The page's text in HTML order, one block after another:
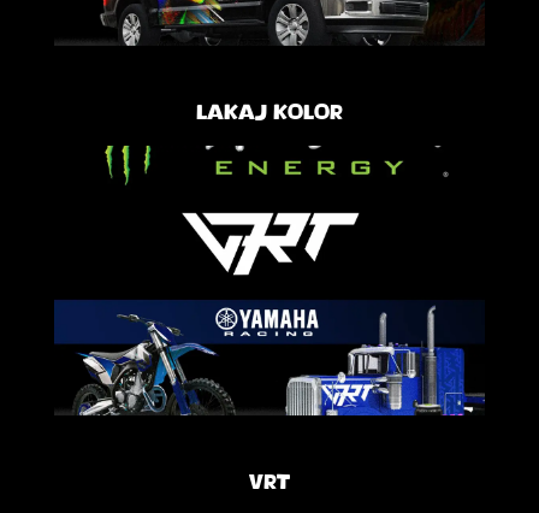
Lakaj Kolor
VRT